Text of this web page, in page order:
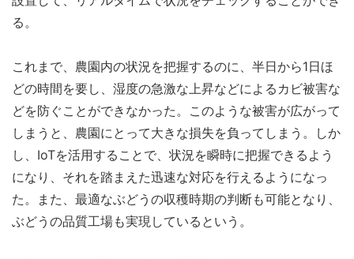
る。
これまで、農園内の状況を把握するのに、半日から1日ほ
どの時間を要し、湿度の急激な上昇などによるカビ被害な
どを防ぐことができなかった。このような被害が広がって
しまうと、農園にとって大きな損失を負ってしまう。しか
し、IoTを活用することで、状況を瞬時に把握できるよう
になり、それを踏まえた迅速な対応を行えるようになっ
た。また、最適なぶどうの収穫時期の判断も可能となり、
ぶどうの品質工場も実現しているという。